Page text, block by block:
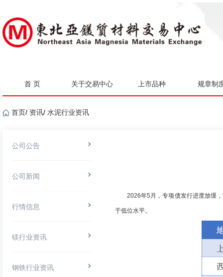
首 页 关于交易中心 上市品种 规章制
首页/ 资讯/ 水泥行业资讯
公司公告
公司新闻
行情信息
镁行业资讯
钢铁行业资讯
2026年5月，专项债发行进度放缓
于低位水平。